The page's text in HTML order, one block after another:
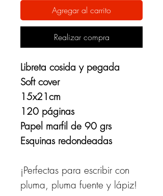
Agregar al carrito
Realizar compra
Libreta cosida y pegada
Soft cover
15x21cm
120 páginas
Papel marfil de 90 grs
Esquinas redondeadas
¡Perfectas para escribir con
pluma, pluma fuente y lápiz!